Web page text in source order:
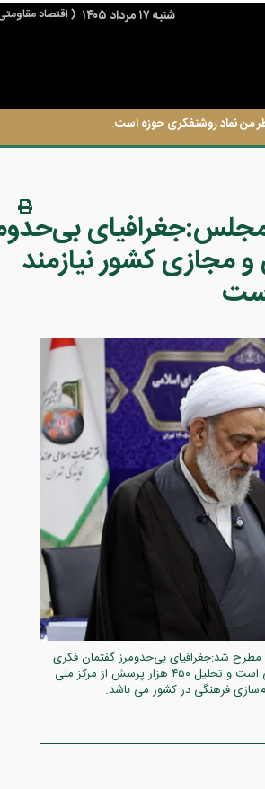
شنبه ۱۷ مرداد ۱۴۰۵ ( اقتصاد
من نماد روشنفکری حوزه است.
مجازی کشور نیازمند
شد:جغرافیای بی‌حدومرز گفتمان فکری
در فضای حقیقی و مجازی کشور نیازمند هدایت دفتر تبلیغات اسلامی است و تحلیل ۴۵۰ هزار پرسش از مرکز ملی
فرهنگی در کشور می باشد.